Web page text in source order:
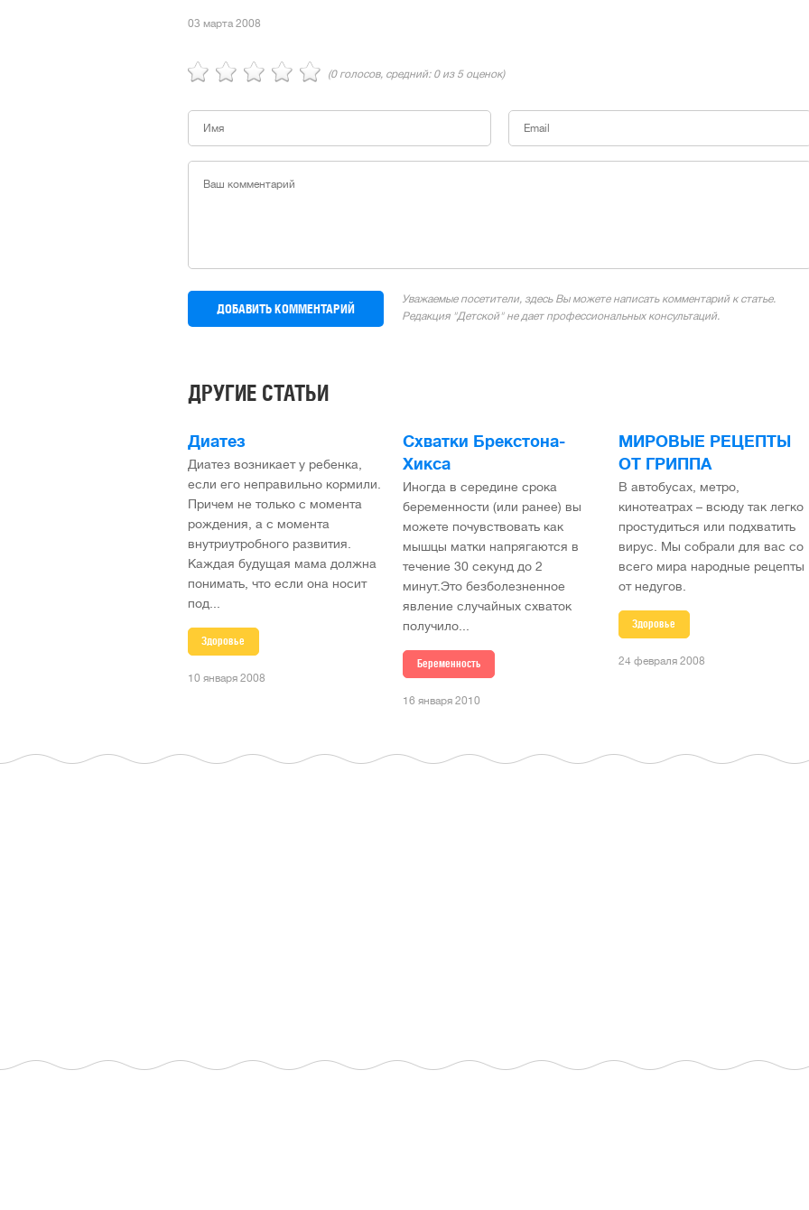
03 марта 2008
(0голосов, средний: 0из 5 оценок)
Уважаемые посетители, здесь Вы можете написать комментарий к статье.
Редакция "Детской" не дает профессиональных консультаций.
ДРУГИЕ СТАТЬИ
Диатез
Диатез возникает у ребенка,
если его неправильно кормили.
Причем не только с момента
рождения, а с момента
внутриутробного развития.
Каждая будущая мама должна
понимать, что если она носит
под...
Здоровье
10 января 2008
Схватки Брекстона-
Хикса
Иногда в середине срока
беременности (или ранее) вы
можете почувствовать как
мышцы матки напрягаются в
течение 30 секунд до 2
минут.Это безболезненное
явление случайных схваток
получило...
Беременность
16 января 2010
МИРОВЫЕ РЕЦЕПТЫ
ОТ ГРИППА
В автобусах, метро,
кинотеатрах – всюду так легко
простудиться или подхватить
вирус. Мы собрали для вас со
всего мира народные рецепты
от недугов.
Здоровье
24 февраля 2008